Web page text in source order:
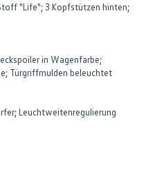
"Life"; 3 Kopfstützen hinten;
in Wagenfarbe;
Türgriffmulden beleuchtet
Leuchtweitenregulierung